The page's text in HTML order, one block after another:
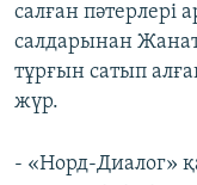
салған пәтерлері
салдарынан
тұрғын сатып
жүр.
- «Норд-Диалог»